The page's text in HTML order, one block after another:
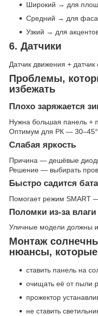
Широкий → для
Средний → для
Узкий → для
6. Датчики
Датчик движения +
Проблемы,
избежать
Плохо заряжается
Нужна большая панель +
Оптимум для РК — 30–45°.
Слабая яркость
Причина — дешёвые
Решение — выбирать
Быстро садится
Помогает режим SMART
Поломки из-за влаги
Уличные модели должны
Монтаж
нюансы,
ставить панель на
очищать её от пыли
прожектор
не ставить